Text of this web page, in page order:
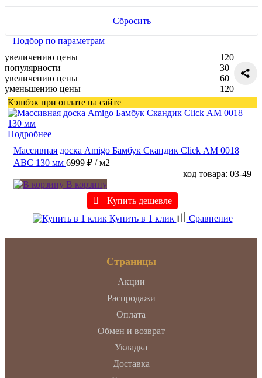
Сбросить
Подбор по параметрам
увеличению цены
популярности
увеличению цены
уменьшению цены
120
30
60
120
Кэшбэк при оплате на сайте
Подробнее
Массивная доска Amigo Бамбук Скандик Click АМ 0018
ABC 130 мм 6999 ₽ / м2
код товара: 03-49
В корзину
Купить дешевле
Купить в 1 клик
Сравнение
Страницы
Акции
Распродажи
Оплата
Обмен и возврат
Укладка
Доставка